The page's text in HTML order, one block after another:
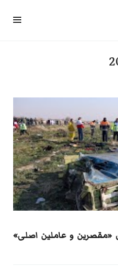
«مقصرین و عاملین اصلی»